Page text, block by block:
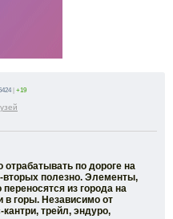
+19
по дороге на
вторых полезно. Элементы,
из города на
в горы. Независимо от
трейл, эндуро,